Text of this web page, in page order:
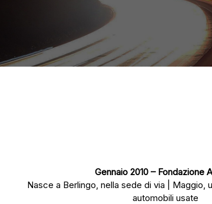
Gennaio 2010 – Fondazione
Nasce a Berlingo, nella sede di via | Maggio,
automobili usate